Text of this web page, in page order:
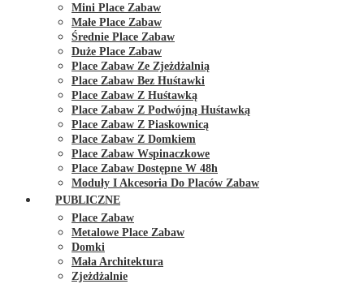
Mini Place Zabaw
Małe Place Zabaw
Średnie Place Zabaw
Duże Place Zabaw
Place Zabaw Ze Zjeżdżalnią
Place Zabaw Bez Huśtawki
Place Zabaw Z Huśtawką
Place Zabaw Z Podwójną Huśtawką
Place Zabaw Z Piaskownicą
Place Zabaw Z Domkiem
Place Zabaw Wspinaczkowe
Place Zabaw Dostępne W 48h
Moduły I Akcesoria Do Placów Zabaw
PUBLICZNE
Place Zabaw
Metalowe Place Zabaw
Domki
Mała Architektura
Zjeżdżalnie